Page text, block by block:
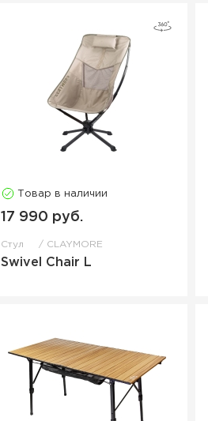
Товар в наличии
17 990 руб.
Стул CLAYMORE
Swivel Chair L